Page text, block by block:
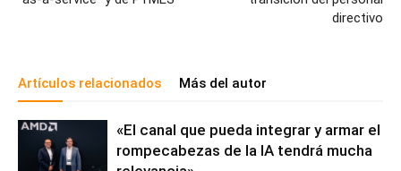
directivo
Artículos relacionados Más del autor
«El canal que pueda integrar y armar el
rompecabezas de la IA tendrá mucha